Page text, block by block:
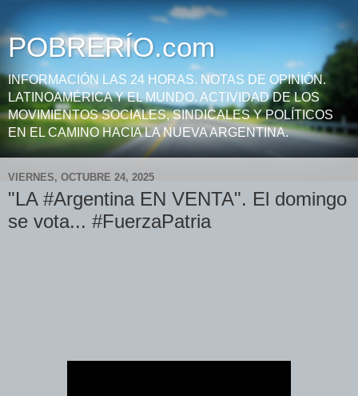
POBRERÍO.com
INFORMACIÓN LAS 24 HORAS. NOTAS DE OPINIÓN.
LATINOAMÉRICA Y EL MUNDO. ACTIVIDAD DE LOS
MOVIMIENTOS SOCIALES, SINDICALES Y POLÍTICOS
EN EL CAMINO HACIA LA NUEVA ARGENTINA.
VIERNES, OCTUBRE 24, 2025
"LA #Argentina EN VENTA". El domingo
se vota... #FuerzaPatria